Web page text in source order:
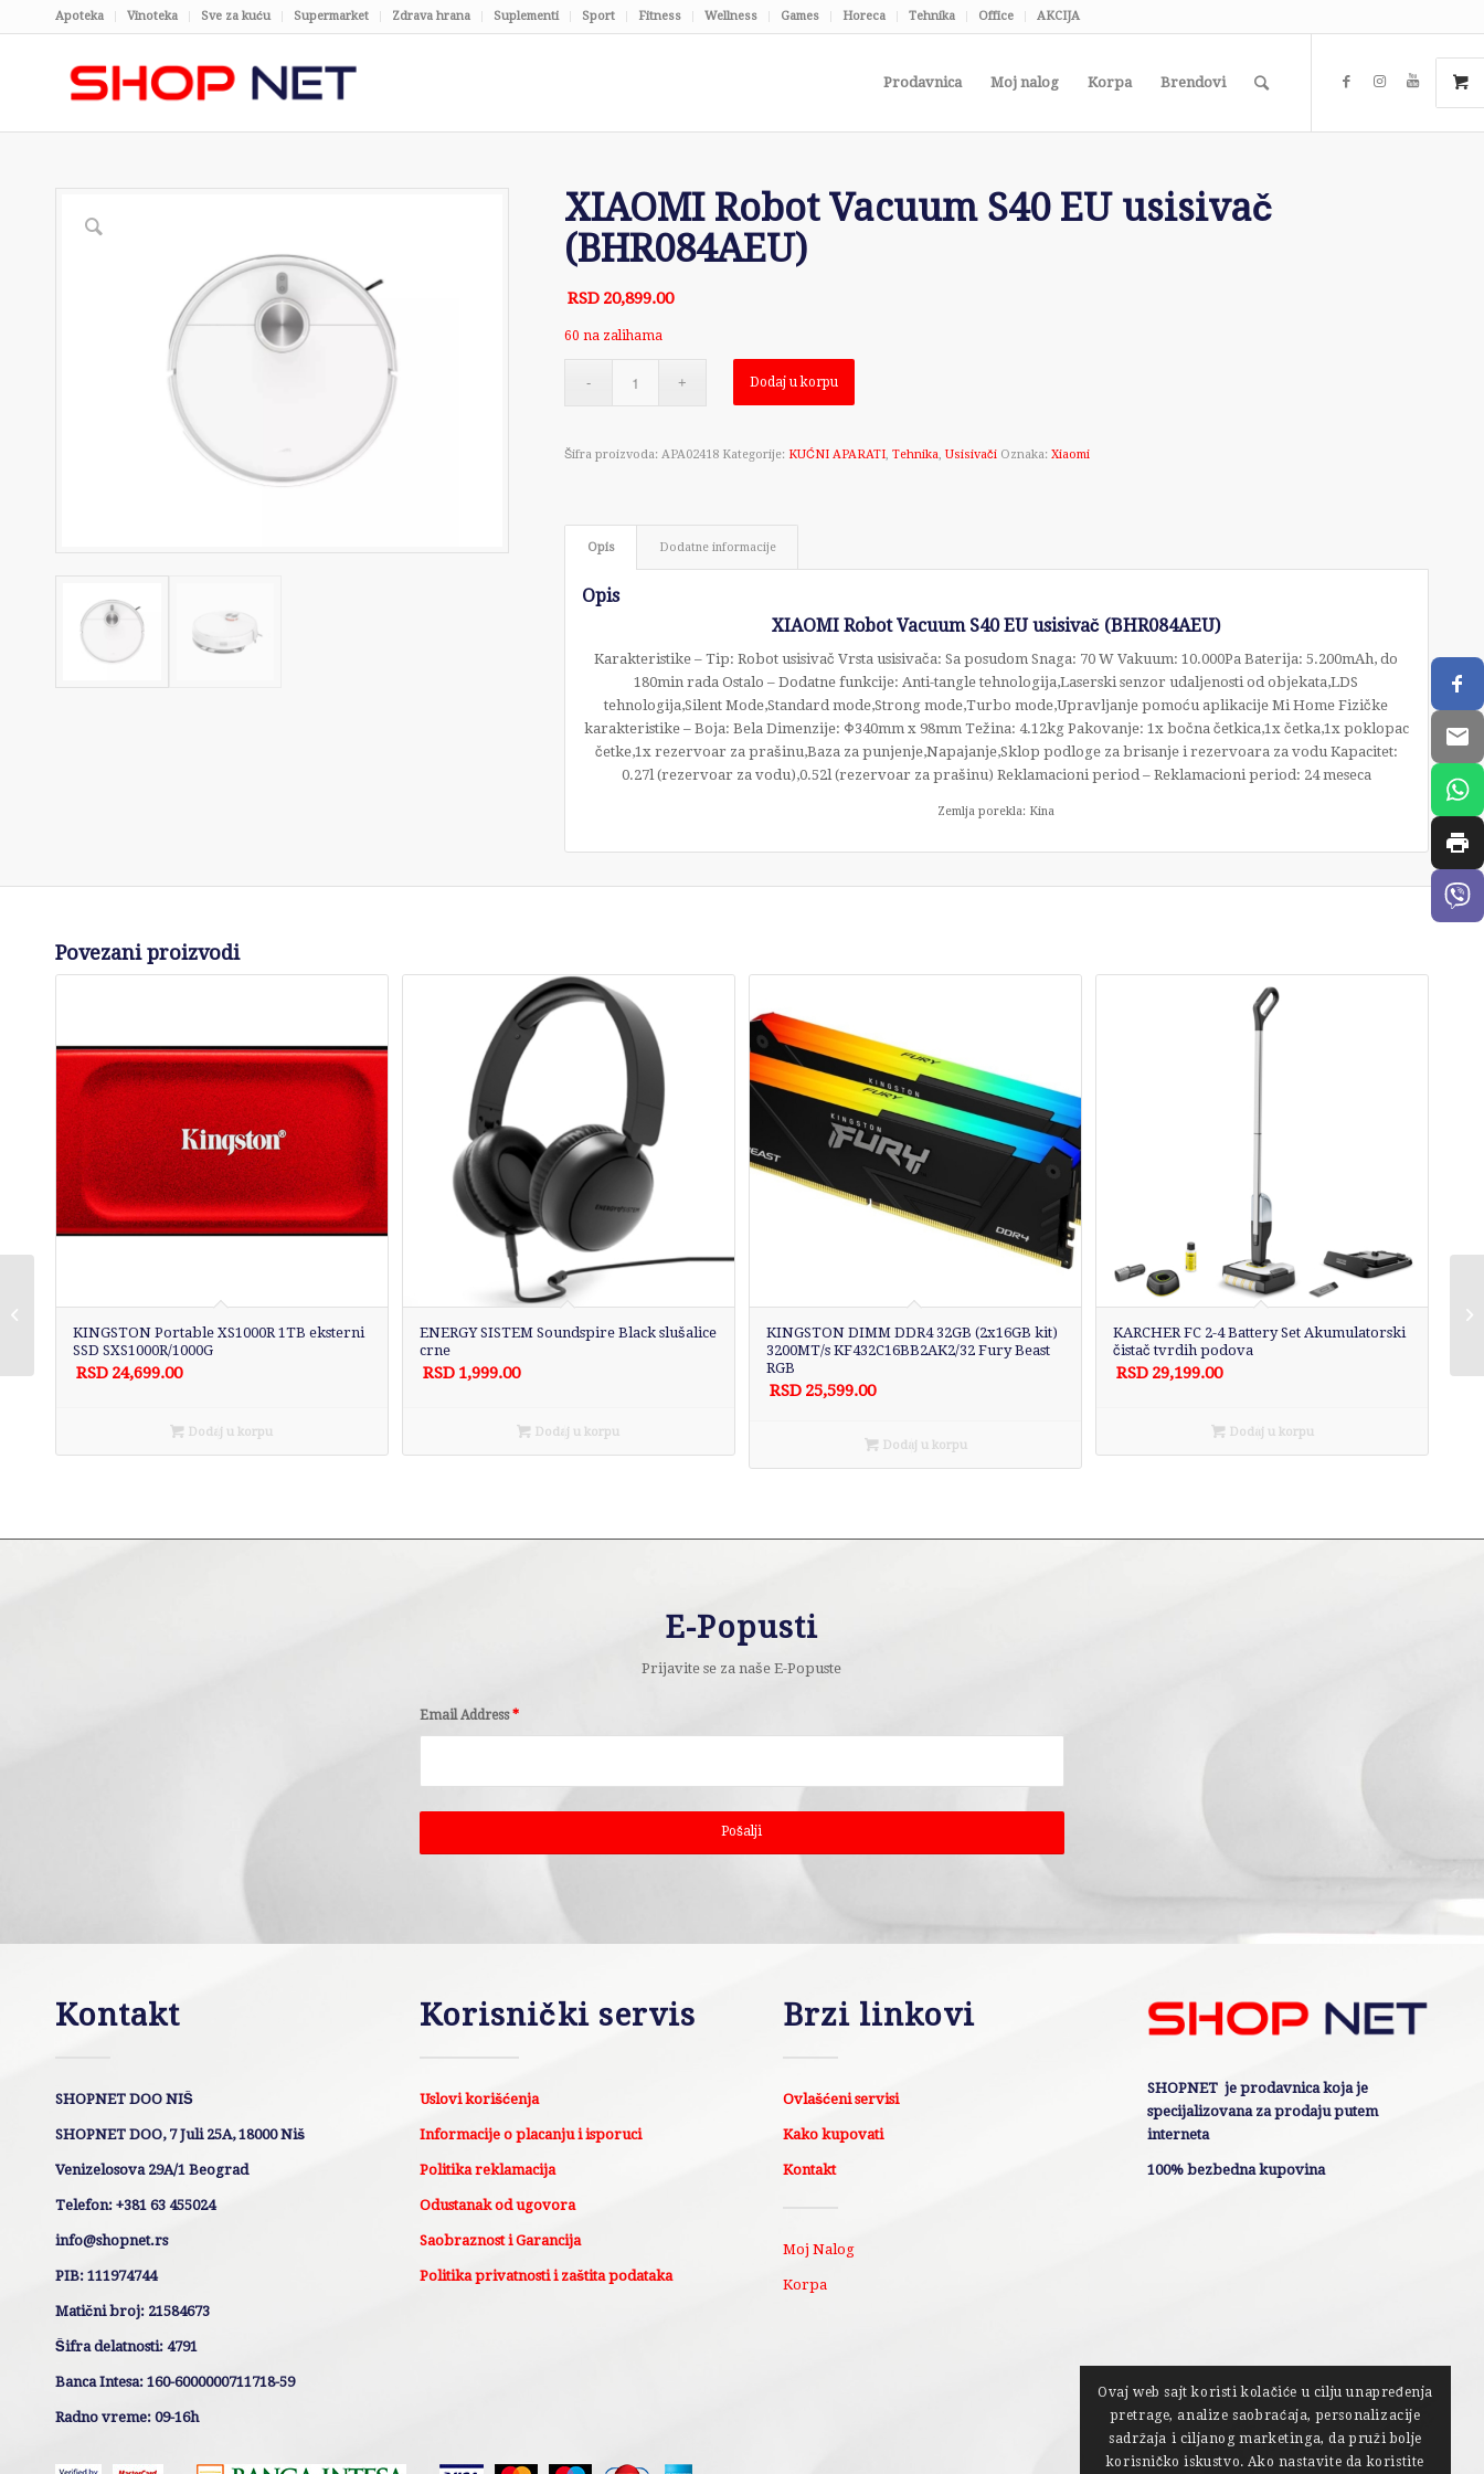
Apoteka Vinoteka Sve za kuću Supermarket Zdrava hrana Suplementi Sport Fitness Wellness Games Horeca Tehnika Office AKCIJA
Prodavnica Moj nalog Korpa Brendovi
XIAOMI Robot Vacuum S40 EU usisivač
(BHR084AEU)
RSD 20,899.00
60 na zalihama
Dodaj u korpu
Šifra proizvoda: APA02418 Kategorije: KUĆNI APARATI, Tehnika, Usisivači Oznaka: Xiaomi
Opis Dodatne informacije
Opis
XIAOMI Robot Vacuum S40 EU usisivač (BHR084AEU)
Karakteristike – Tip: Robot usisivač Vrsta usisivača: Sa posudom Snaga: 70 W Vakuum: 10.000Pa Baterija: 5.200mAh, do
180min rada Ostalo – Dodatne funkcije: Anti-tangle tehnologija,Laserski senzor udaljenosti od objekata,LDS
tehnologija,Silent Mode,Standard mode,Strong mode,Turbo mode,Upravljanje pomoću aplikacije Mi Home Fizičke
karakteristike – Boja: Bela Dimenzije: Φ340mm x 98mm Težina: 4.12kg Pakovanje: 1x bočna četkica,1x četka,1x poklopac
četke,1x rezervoar za prašinu,Baza za punjenje,Napajanje,Sklop podloge za brisanje i rezervoara za vodu Kapacitet:
0.27l (rezervoar za vodu),0.52l (rezervoar za prašinu) Reklamacioni period – Reklamacioni period: 24 meseca
Zemlja porekla: Kina
Povezani proizvodi
KINGSTON Portable XS1000R 1TB eksterni
SSD SXS1000R/1000G
RSD 24,699.00
Dodaj u korpu
ENERGY SISTEM Soundspire Black slušalice
crne
RSD 1,999.00
Dodaj u korpu
KINGSTON DIMM DDR4 32GB (2x16GB kit)
3200MT/s KF432C16BB2AK2/32 Fury Beast
RGB
RSD 25,599.00
Dodaj u korpu
KARCHER FC 2-4 Battery Set Akumulatorski
čistač tvrdih podova
RSD 29,199.00
Dodaj u korpu
E-Popusti
Prijavite se za naše E-Popuste
Email Address*
Kontakt
SHOPNET DOO NIŠ
SHOPNET DOO, 7 Juli 25A, 18000 Niš
Venizelosova 29A/1 Beograd
Telefon: +381 63 455024
info@shopnet.rs
PIB: 111974744
Matični broj: 21584673
Šifra delatnosti: 4791
Banca Intesa: 160-6000000711718-59
Radno vreme: 09-16h
Korisnički servis
Uslovi korišćenja
Informacije o placanju i isporuci
Politika reklamacija
Odustanak od ugovora
Saobraznost i Garancija
Politika privatnosti i zaštita podataka
Brzi linkovi
Ovlašćeni servisi
Kako kupovati
Kontakt
Moj Nalog
Korpa
SHOPNET je prodavnica koja je
specijalizovana za prodaju putem
interneta
100% bezbedna kupovina
Ugradna ploča
Ovaj web sajt koristi kolačiće u cilju unapređenja
pretrage, analize saobraćaja, personalizacije
sadržaja i ciljanog marketinga, da pruži bolje
korisničko iskustvo. Ako nastavite da koristite